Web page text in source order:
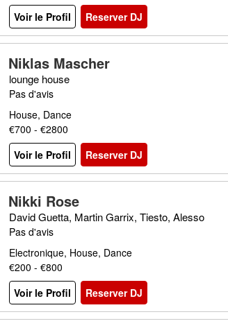
Voir le Profil
Reserver DJ
Niklas Mascher
lounge house
Pas d'avis
House, Dance
€700 - €2800
Voir le Profil
Reserver DJ
Nikki Rose
David Guetta, Martin Garrix, Tiesto, Alesso
Pas d'avis
Electronique, House, Dance
€200 - €800
Voir le Profil
Reserver DJ